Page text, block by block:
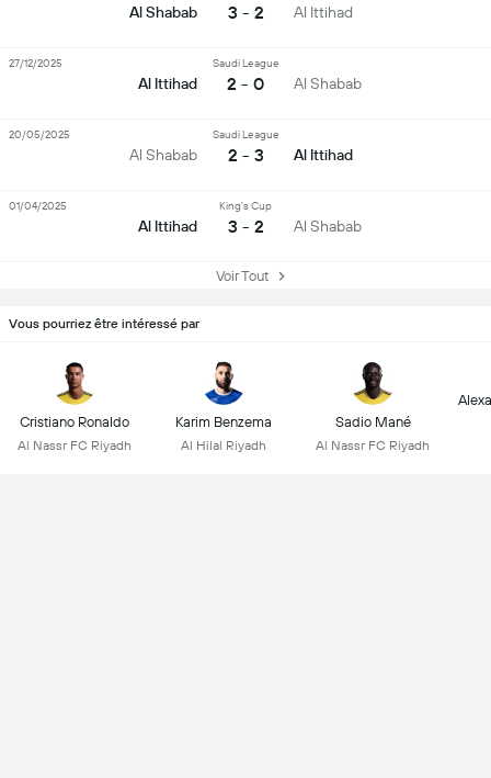
Al Shabab 3 - 2 Al Ittihad
Al Ittihad
Saudi League
2 - 0 Al Shabab
27/12/2025
Al Shabab
Saudi League
2 - 3 Al Ittihad
20/05/2025
Al Ittihad
King's Cup
3 - 2 Al Shabab
01/04/2025
Voir Tout
Vous pourriez être intéressé par
Cristiano Ronaldo
Al Nassr FC Riyadh
Karim Benzema
Al Hilal Riyadh
Sadio Mané
Al Nassr FC Riyadh